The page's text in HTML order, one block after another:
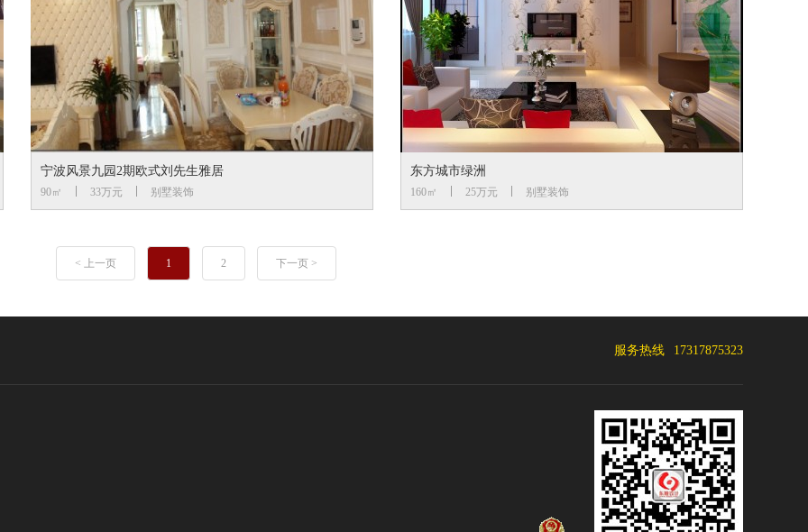
宁波风景九园2期欧式刘先生雅居
90㎡ 33万元 别墅装饰
东方城市绿洲
160㎡ 25万元 别墅装饰
< 上一页 1 2 下一页 >
服务热线 17317875323